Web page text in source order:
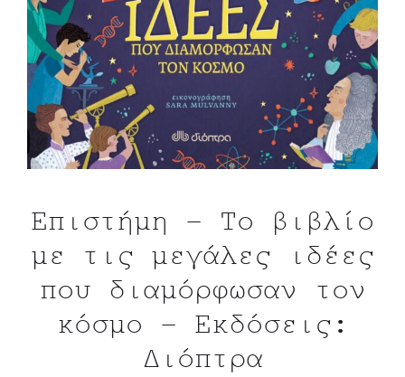
Eπιστήμη – Το βιβλίο
με τις μεγάλες ιδέες
που διαμόρφωσαν τον
κόσμο – Εκδόσεις:
Διόπτρα